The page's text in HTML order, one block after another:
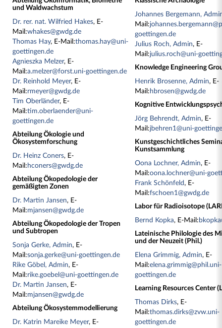
und Waldwachstum
Dr. rer. nat. Wilfried Hakes, E-
Mail:whakes@gwdg.de
Thomas Hay, E-Mail:thomas.hay@uni-
goettingen.de
Agnieszka Melzer, E-
Mail:a.melzer@forst.uni-goettingen.de
Dr. Reinhold Meyer, E-
Mail:rmeyer@gwdg.de
Tim Oberländer, E-
Mail:tim.oberlaender@uni-
goettingen.de
Abteilung Ökologie und
Ökosystemforschung
Dr. Heinz Coners, E-
Mail: hconers@gwdg.de
Abteilung Ökopedologie der
gemäßigten Zonen
Dr. Martin Jansen, E-
Mail:mjansen@gwdg.de
Abteilung Ökopedologie der Tropen
und Subtropen
Sonja Gerke, Admin, E-
Mail:sonja.gerke@uni-goettingen.de
Rike Göbel, Admin, E-
Mail:rike.goebel@uni-goettingen.de
Dr. Martin Jansen, E-
Mail:mjansen@gwdg.de
Abteilung Ökosystemmodellierung
Dr. Katrin Mareike Meyer, E-
Johannes Bergemann,
Mail:
goettingen.de
Julius Roch, Admin, E-
Mail:julius.roch@uni-
Knowledge Engineering
Henrik Brosenne, Admin, E-
Mail: hbrosen@gwdg.de
Kognitive
Jörg Behrendt, Admin, E-
Mail:jbehren1@uni-
Kunstgeschichtliches
Kunstsammlung
Oona Lochner, Admin, E-
Mail:oona.lochner@uni-
Frank Schönfeld, E-
Mail:fschoen1@gwdg.de
Labor für Radioisotope
Bernd Kopka, E-Mail:
Lateinische Philologie des
und der Neuzeit (Phil.)
Elena Grimmig, Admin, E-
Mail:elena.grimmig@phil.uni-
goettingen.de
Learning Resources Center
Thomas Dirks, E-
Mail:thomas.dirks@zvw.uni-
goettingen.de